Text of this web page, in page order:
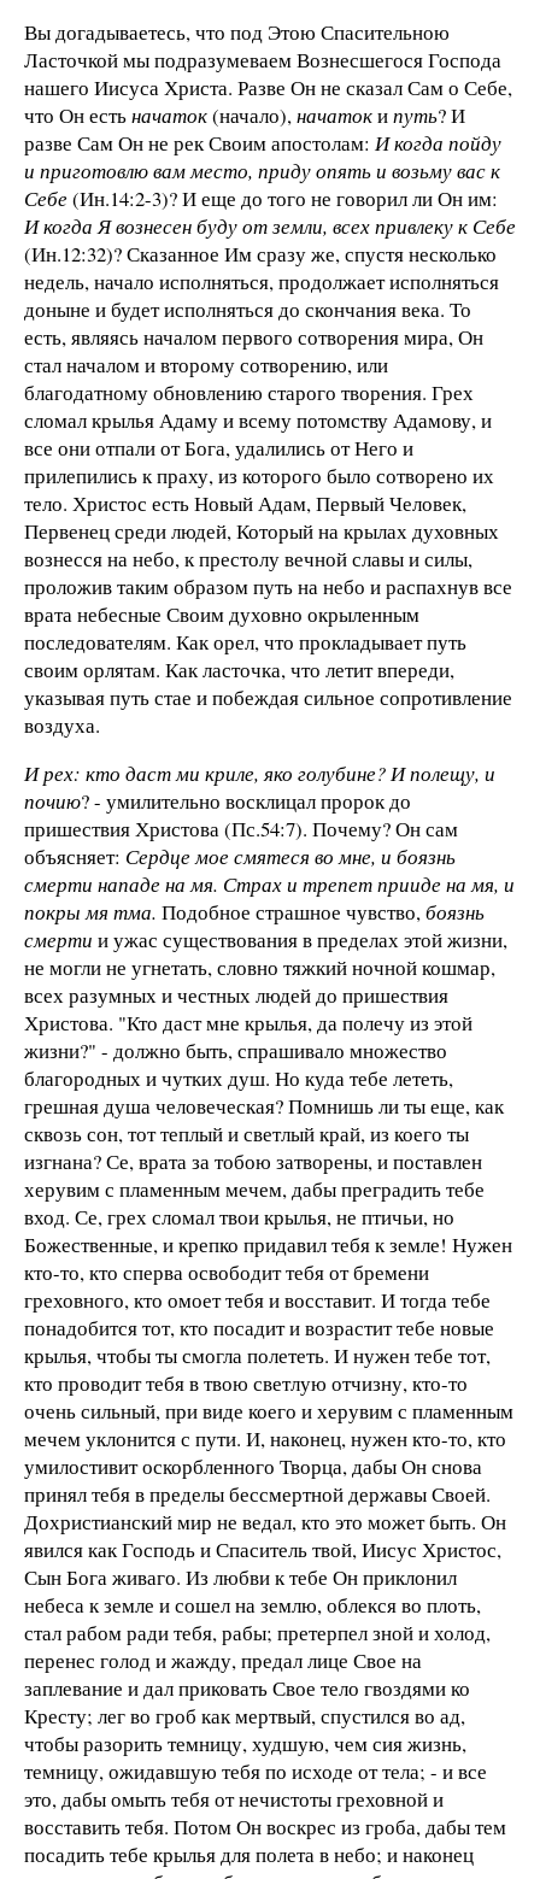
Вы догадываетесь, что под Этою Спасительною
Ласточкой мы подразумеваем Вознесшегося Господа
нашего Иисуса Христа. Разве Он не сказал Сам о Себе,
что Он естьначаток(начало),начатокипуть? И
разве Сам Он не рек Своим апостолам: И когда пойду
и приготовлю вам место, приду опять и возьму вас к
Себе(Ин.14:2-3)? И еще до того не говорил ли Он им:
И когда Я вознесен буду от земли, всех привлеку к Себе
(Ин.12:32)? Сказанное Им сразу же, спустя несколько
недель, начало исполняться, продолжает исполняться
доныне и будет исполняться до скончания века. То
есть, являясь началом первого сотворения мира, Он
стал началом и второму сотворению, или
благодатному обновлению старого творения. Грех
сломал крылья Адаму и всему потомству Адамову, и
все они отпали от Бога, удалились от Него и
прилепились к праху, из которого было сотворено их
тело. Христос есть Новый Адам, Первый Человек,
Первенец среди людей, Который на крылах духовных
вознесся на небо, к престолу вечной славы и силы,
проложив таким образом путь на небо и распахнув все
врата небесные Своим духовно окрыленным
последователям. Как орел, что прокладывает путь
своим орлятам. Как ласточка, что летит впереди,
указывая путь стае и побеждая сильное сопротивление
воздуха.
И рех: кто даст ми криле, яко голубине? И полещу, и
почию? - умилительно восклицал пророк до
пришествия Христова (Пс.54:7). Почему? Он сам
объясняет: Сердце мое смятеся во мне, и боязнь
смерти нападе на мя. Страх и трепет прииде на мя, и
покры мя тма. Подобное страшное чувство,боязнь
смерти и ужас существования в пределах этой жизни,
не могли не угнетать, словно тяжкий ночной кошмар,
всех разумных и честных людей до пришествия
Христова. "Кто даст мне крылья, да полечу из этой
жизни?" - должно быть, спрашивало множество
благородных и чутких душ. Но куда тебе лететь,
грешная душа человеческая? Помнишь ли ты еще, как
сквозь сон, тот теплый и светлый край, из коего ты
изгнана? Се, врата за тобою затворены, и поставлен
херувим с пламенным мечем, дабы преградить тебе
вход. Се, грех сломал твои крылья, не птичьи, но
Божественные, и крепко придавил тебя к земле! Нужен
кто-то, кто сперва освободит тебя от бремени
греховного, кто омоет тебя и восставит. И тогда тебе
понадобится тот, кто посадит и возрастит тебе новые
крылья, чтобы ты смогла полететь. И нужен тебе тот,
кто проводит тебя в твою светлую отчизну, кто-то
очень сильный, при виде коего и херувим с пламенным
мечем уклонится с пути. И, наконец, нужен кто-то, кто
умилостивит оскорбленного Творца, дабы Он снова
принял тебя в пределы бессмертной державы Своей.
Дохристианский мир не ведал, кто это может быть. Он
явился как Господь и Спаситель твой, Иисус Христос,
Сын Бога живаго. Из любви к тебе Он приклонил
небеса к земле и сошел на землю, облекся во плоть,
стал рабом ради тебя, рабы; претерпел зной и холод,
перенес голод и жажду, предал лице Свое на
заплевание и дал приковать Свое тело гвоздями ко
Кресту; лег во гроб как мертвый, спустился во ад,
чтобы разорить темницу, худшую, чем сия жизнь,
темницу, ожидавшую тебя по исходе от тела; - и все
это, дабы омыть тебя от нечистоты греховной и
восставить тебя. Потом Он воскрес из гроба, дабы тем
посадить тебе крылья для полета в небо; и наконец